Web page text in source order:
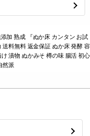
加 熟成 『ぬか床 カンタン お試
料無料 返金保証 ぬか床 発酵 容
漬物 ぬかみそ 樽の味 腸活 初心
然派